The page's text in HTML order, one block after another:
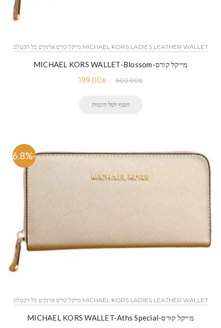
MICHAEL KORS LADIES LEATHER WALLET מייקל קורס ארנקים כל הקטלוג
מייקל קורס-MICHAEL KORS WALLET-Blossom
600.00₪
199.00₪
הוסף לסל הקניות
-66.8%
MICHAEL KORS LADIES LEATHER WALLET מייקל קורס ארנקים כל הקטלוג
מייקל קורס-MICHAEL KORS WALLET-Aths Special